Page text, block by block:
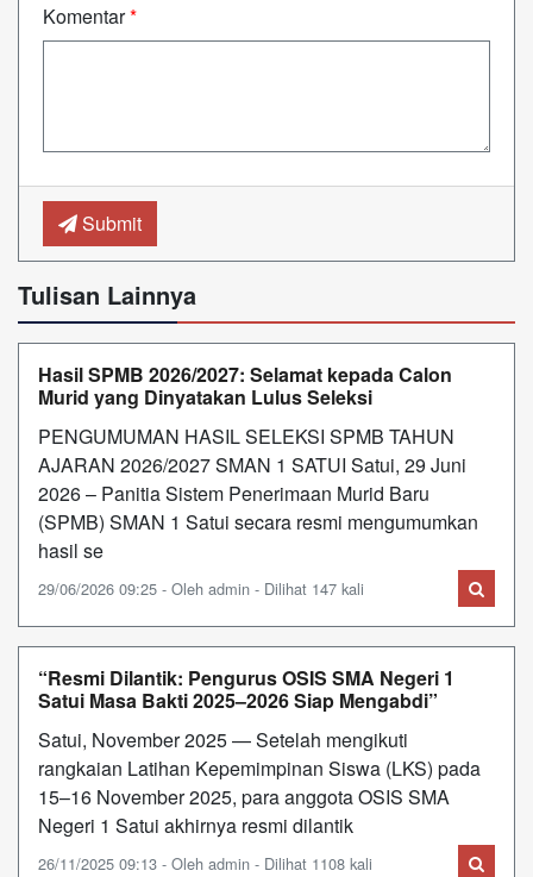
Komentar*
Submit
Tulisan Lainnya
Hasil SPMB 2026/2027: Selamat kepada Calon
Murid yang Dinyatakan Lulus Seleksi
PENGUMUMAN HASIL SELEKSI SPMB TAHUN
AJARAN 2026/2027 SMAN 1 SATUI Satui, 29 Juni
2026 – Panitia Sistem Penerimaan Murid Baru
(SPMB) SMAN 1 Satui secara resmi mengumumkan
hasil se
29/06/2026 09:25 - Oleh admin - Dilihat 147 kali
“Resmi Dilantik: Pengurus OSIS SMA Negeri 1
Satui Masa Bakti 2025–2026 Siap Mengabdi”
Satui, November 2025 — Setelah mengikuti
rangkaian Latihan Kepemimpinan Siswa (LKS) pada
15–16 November 2025, para anggota OSIS SMA
Negeri 1 Satui akhirnya resmi dilantik
26/11/2025 09:13 - Oleh admin - Dilihat 1108 kali